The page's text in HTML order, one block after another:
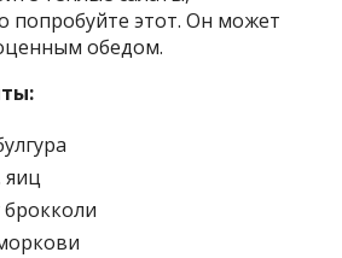
попробуйте этот. Он может
обедом.
яиц
брокколи